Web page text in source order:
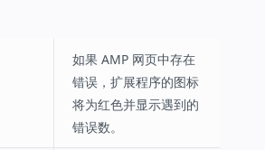
如果 AMP 网页中存在
错误，扩展程序的图标
将为红色并显示遇到的
错误数。